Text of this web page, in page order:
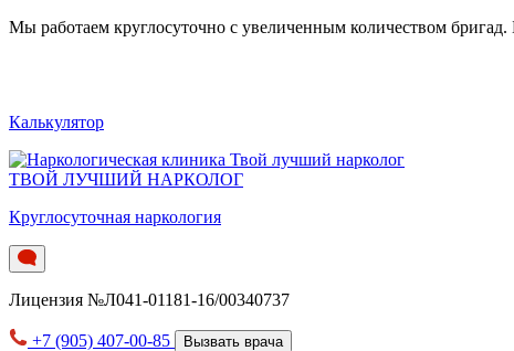
Мы работаем круглосуточно c увеличенным количеством
Калькулятор
ТВОЙ ЛУЧШИЙ НАРКОЛОГ
Круглосуточная наркология
Лицензия №Л041-01181-16/00340737
+7 (905) 407-00-85 Вызвать врача